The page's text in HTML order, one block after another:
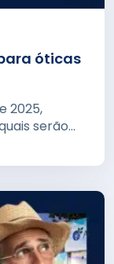
óticas
2025,
serão